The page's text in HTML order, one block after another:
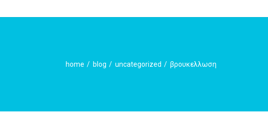
home blog uncategorized βρουκελλωση